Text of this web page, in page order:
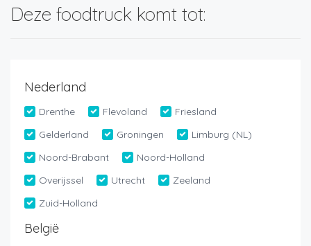
Deze foodtruck komt tot:
Nederland
Drenthe Flevoland
Friesland
Gelderland
Groningen
Limburg (NL)
Noord-Brabant
Noord-Holland
Overijssel
Utrecht
Zeeland
Zuid-Holland
België